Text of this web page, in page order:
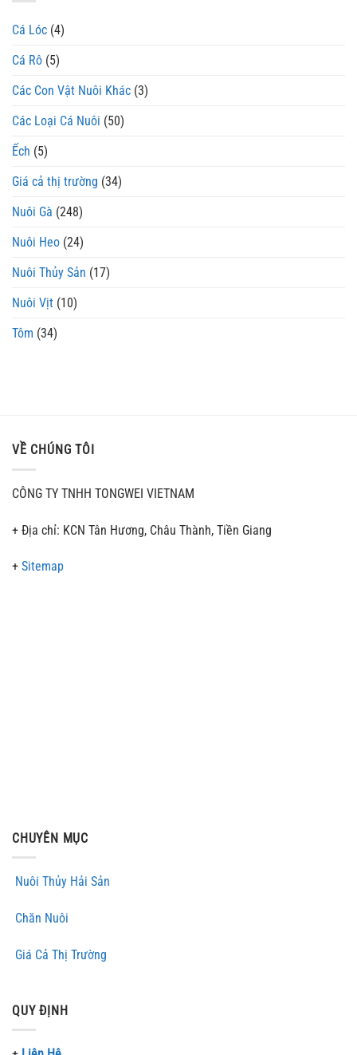
Cá Lóc (4)
Cá Rô (5)
Các Con Vật Nuôi Khác (3)
Các Loại Cá Nuôi (50)
Ếch (5)
Giá cả thị trường (34)
Nuôi Gà (248)
Nuôi Heo (24)
Nuôi Thủy Sản (17)
Nuôi Vịt (10)
Tôm (34)
VỀ CHÚNG TÔI
CÔNG TY TNHH TONGWEI VIETNAM
+ Địa chỉ: KCN Tân Hương, Châu Thành, Tiền Giang
+ Sitemap
CHUYÊN MỤC
Nuôi Thủy Hải Sản
Chăn Nuôi
Giá Cả Thị Trường
QUY ĐỊNH